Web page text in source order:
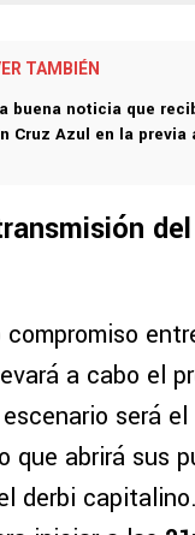
TAMBIÉN
buena noticia que
Cruz Azul en la previa
compromiso
a cabo el
será
que abrirá sus
derbi